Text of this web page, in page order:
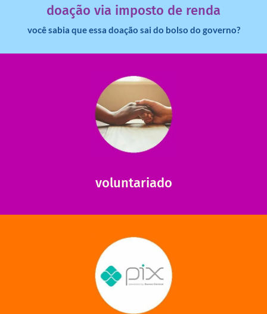
doação via imposto de renda
você sabia que essa doação sai do bolso do governo?
voluntariado
ajudar com certos assuntos. Entre em contato conosco e
saiba como nos ajudar.
saiba mais
via PIX? Elas também são muito importantes para
mantermos nossas unidades em funcionamento!
saiba mais